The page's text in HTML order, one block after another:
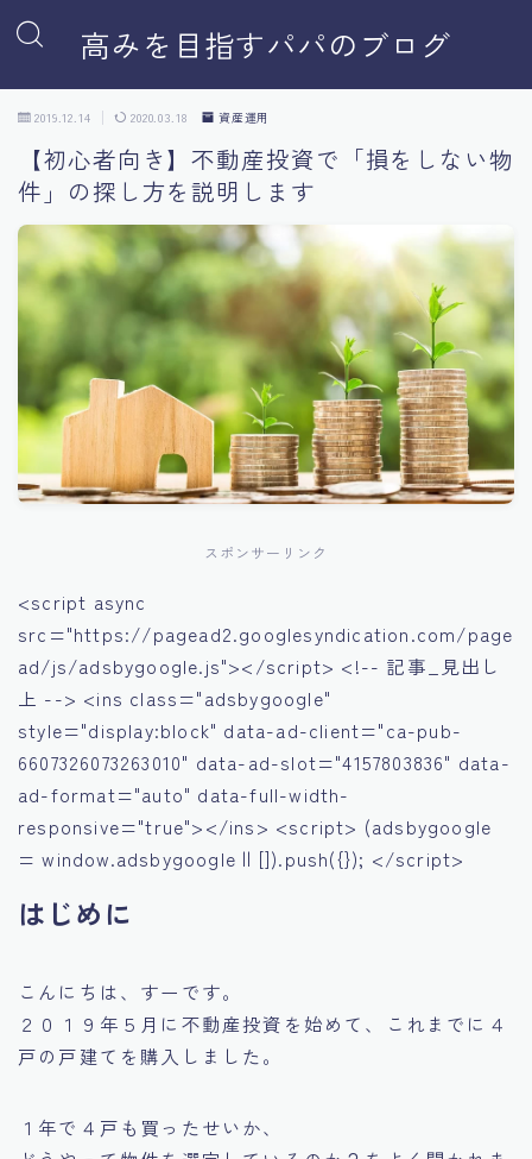
高みを目指すパパのブログ
2019.12.14 2020.03.18 資産運用
【初心者向き】不動産投資で「損をしない物
件」の探し方を説明します
スポンサーリンク
<script async
src="https://pagead2.googlesyndication.com/page
ad/js/adsbygoogle.js"></script> <!-- 記事_見出し
上 --> <ins class="adsbygoogle"
style="display:block" data-ad-client="ca-pub-
6607326073263010" data-ad-slot="4157803836" data-
ad-format="auto" data-full-width-
responsive="true"></ins> <script> (adsbygoogle
= window.adsbygoogle || []).push({}); </script>
はじめに
こんにちは、すーです。
２０１９年５月に不動産投資を始めて、これまでに４
戸の戸建てを購入しました。
１年で４戸も買ったせいか、